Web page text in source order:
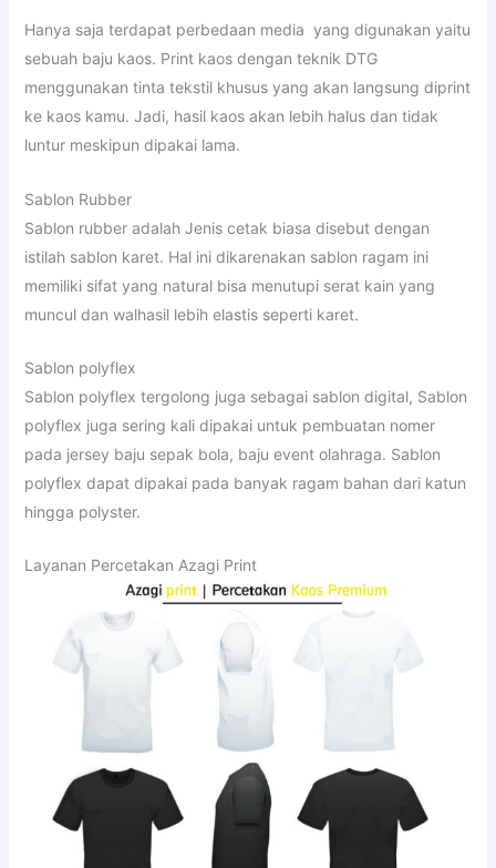
Hanya saja terdapat perbedaan media yang digunakan yaitu
sebuah baju kaos. Print kaos dengan teknik DTG
menggunakan tinta tekstil khusus yang akan langsung diprint
ke kaos kamu. Jadi, hasil kaos akan lebih halus dan tidak
luntur meskipun dipakai lama.
Sablon Rubber
Sablon rubber adalah Jenis cetak biasa disebut dengan
istilah sablon karet. Hal ini dikarenakan sablon ragam ini
memiliki sifat yang natural bisa menutupi serat kain yang
muncul dan walhasil lebih elastis seperti karet.
Sablon polyflex
Sablon polyflex tergolong juga sebagai sablon digital, Sablon
polyflex juga sering kali dipakai untuk pembuatan nomer
pada jersey baju sepak bola, baju event olahraga. Sablon
polyflex dapat dipakai pada banyak ragam bahan dari katun
hingga polyster.
Layanan Percetakan Azagi Print